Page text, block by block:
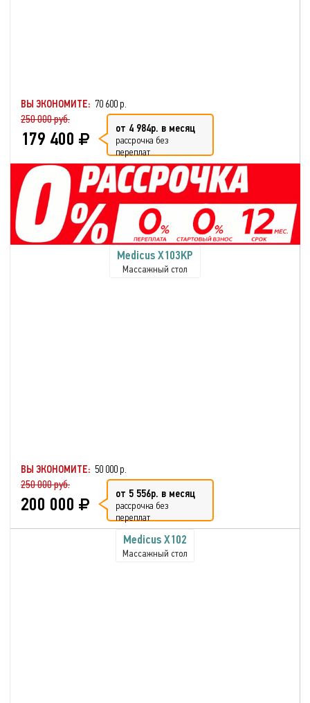
ВЫ ЭКОНОМИТЕ: 70 600 р.
250 000 руб.
179 400 от 4 984р. в месяц
рассрочка без
переплат
Medicus X103KP
Массажный стол
ВЫ ЭКОНОМИТЕ: 50 000 р.
250 000 руб.
200 000 от 5 556р. в месяц
рассрочка без
переплат
Medicus X102
Массажный стол